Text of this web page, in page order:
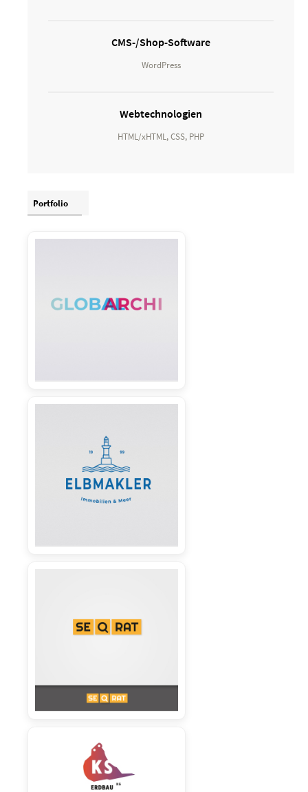
CMS-/Shop-Software
WordPress
Webtechnologien
HTML/xHTML, CSS, PHP
Portfolio